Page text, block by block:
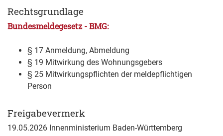
Rechtsgrundlage
Bundesmeldegesetz - BMG:
§ 17 Anmeldung, Abmeldung
§ 19 Mitwirkung des Wohnungsgebers
§ 25 Mitwirkungspflichten der meldepflichtigen
Person
Freigabevermerk
19.05.2026 Innenministerium Baden-Württemberg